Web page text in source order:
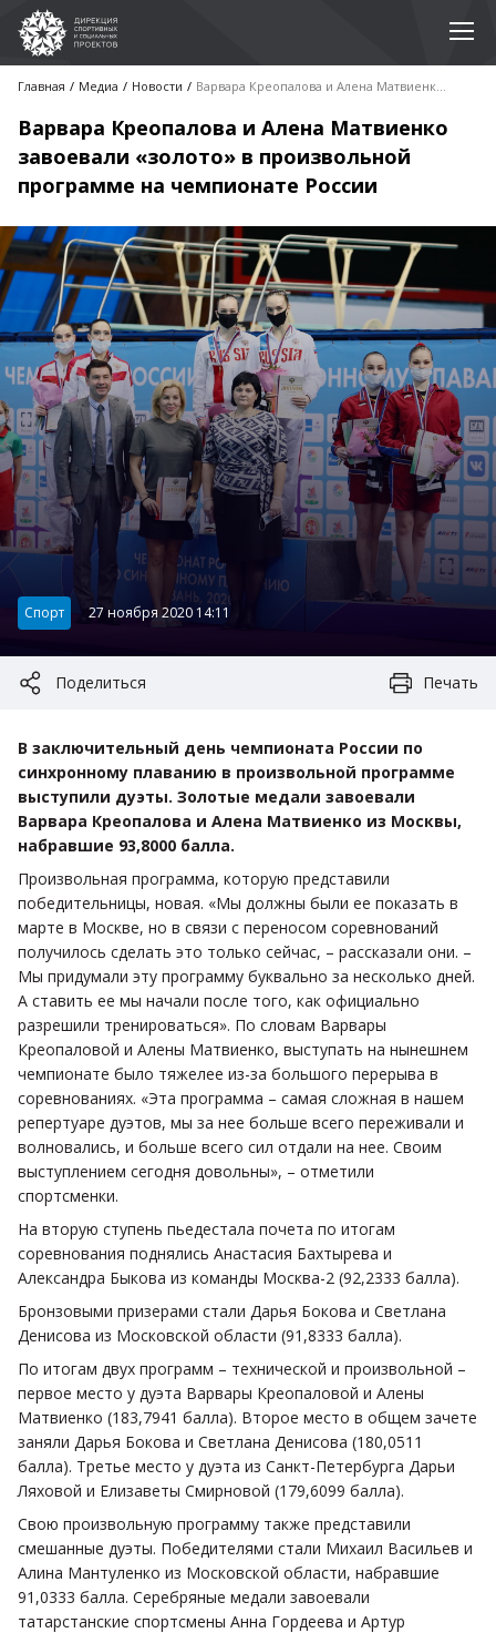
Главная Медиа Новости Варвара Креопалова и Алена Матвиенко завоевали «золото» в произвольной программе на чемпионате России
Варвара Креопалова и Алена Матвиенко
завоевали «золото» в произвольной
программе на чемпионате России
Категория:
Спорт 27 ноября 2020 14:11
Поделиться Печать
В заключительный день чемпионата России по
синхронному плаванию в произвольной программе
выступили дуэты. Золотые медали завоевали
Варвара Креопалова и Алена Матвиенко из Москвы,
набравшие 93,8000 балла.
Произвольная программа, которую представили
победительницы, новая. «Мы должны были ее показать в
марте в Москве, но в связи с переносом соревнований
получилось сделать это только сейчас, – рассказали они. –
Мы придумали эту программу буквально за несколько дней.
А ставить ее мы начали после того, как официально
разрешили тренироваться». По словам Варвары
Креопаловой и Алены Матвиенко, выступать на нынешнем
чемпионате было тяжелее из-за большого перерыва в
соревнованиях. «Эта программа – самая сложная в нашем
репертуаре дуэтов, мы за нее больше всего переживали и
волновались, и больше всего сил отдали на нее. Своим
выступлением сегодня довольны», – отметили
спортсменки.
На вторую ступень пьедестала почета по итогам
соревнования поднялись Анастасия Бахтырева и
Александра Быкова из команды Москва-2 (92,2333 балла).
Бронзовыми призерами стали Дарья Бокова и Светлана
Денисова из Московской области (91,8333 балла).
По итогам двух программ – технической и произвольной –
первое место у дуэта Варвары Креопаловой и Алены
Матвиенко (183,7941 балла). Второе место в общем зачете
заняли Дарья Бокова и Светлана Денисова (180,0511
балла). Третье место у дуэта из Санкт-Петербурга Дарьи
Ляховой и Елизаветы Смирновой (179,6099 балла).
Свою произвольную программу также представили
смешанные дуэты. Победителями стали Михаил Васильев и
Алина Мантуленко из Московской области, набравшие
91,0333 балла. Серебряные медали завоевали
татарстанские спортсмены Анна Гордеева и Артур